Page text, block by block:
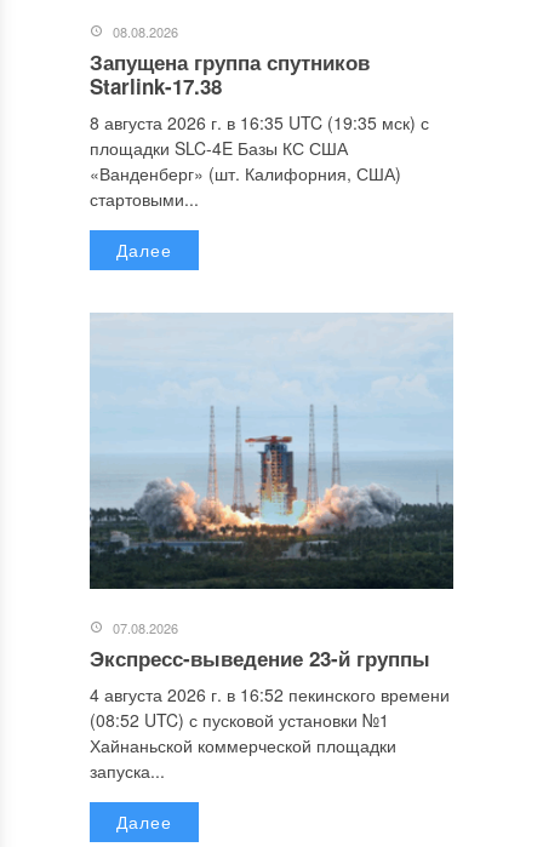
08.08.2026
Запущена группа спутников
Starlink-17.38
8 августа 2026 г. в 16:35 UTC (19:35 мск) с
площадки SLC-4E Базы КС США
«Ванденберг» (шт. Калифорния, США)
стартовыми...
Далее
07.08.2026
Экспресс-выведение 23-й группы
4 августа 2026 г. в 16:52 пекинского времени
(08:52 UTC) с пусковой установки №1
Хайнаньской коммерческой площадки
запуска...
Далее